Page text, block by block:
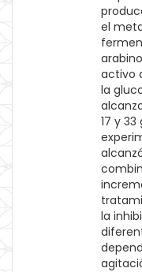
el
activo
la
17 y
la